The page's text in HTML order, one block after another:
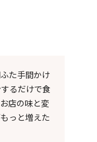
た手間かけ
るだけで食
店の味と変
っと増えた